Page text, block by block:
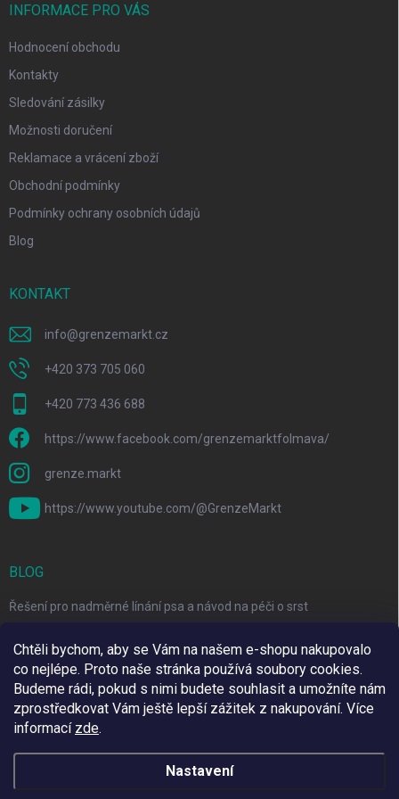
Chtěli bychom, aby se Vám na našem e-shopu nakupovalo
co nejlépe. Proto naše stránka používá soubory cookies.
Budeme rádi, pokud s nimi budete souhlasit a umožníte nám
zprostředkovat Vám ještě lepší zážitek z nakupování. Více
informací zde.
Nastavení
INFORMACE PRO VÁS
Hodnocení obchodu
Kontakty
Sledování zásilky
Možnosti doručení
Reklamace a vrácení zboží
Obchodní podmínky
Podmínky ochrany osobních údajů
Blog
KONTAKT
info@grenzemarkt.cz
+420 373 705 060
+420 773 436 688
https://www.facebook.com/grenzemarktfolmava/
grenze.markt
https://www.youtube.com/@GrenzeMarkt
BLOG
Řešení pro nadměrné línání psa a návod na péči o srst
Top 6 značek pro domácí mazlíčky za skvělé ceny